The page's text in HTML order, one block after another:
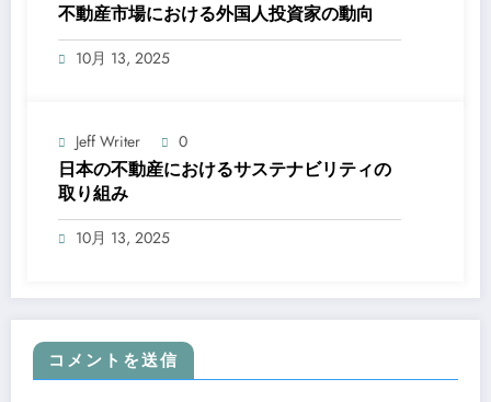
不動産市場における外国人投資家の動向
10月 13, 2025
Jeff Writer 0
日本の不動産におけるサステナビリティの
取り組み
10月 13, 2025
コメントを送信